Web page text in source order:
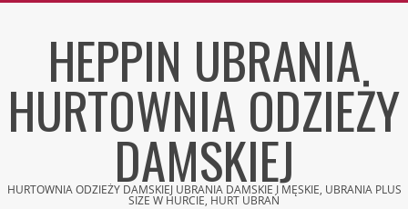
HEPPIN UBRANIA
HURTOWNIA ODZIEŻY
DAMSKIEJ
HURTOWNIA ODZIEŻY DAMSKIEJ UBRANIA DAMSKIE I MĘSKIE, UBRANIA PLUS
SIZE W HURCIE, HURT UBRAŃ